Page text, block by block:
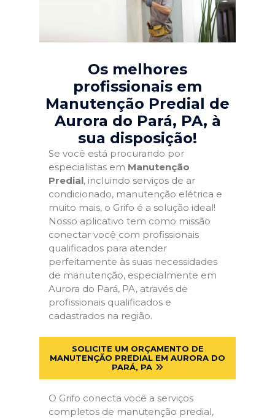
Os melhores
profissionais em
Manutenção Predial de
Aurora do Pará, PA, à
sua disposição!
Se você está procurando por
especialistas em Manutenção
Predial, incluindo serviços de ar
condicionado, manutenção elétrica e
muito mais, o Grifo é a solução ideal!
Nosso aplicativo tem como missão
conectar você com profissionais
qualificados para atender
perfeitamente às suas necessidades
de manutenção, especialmente em
Aurora do Pará, PA, através de
profissionais qualificados e
cadastrados na região.
SOLICITE UM ORÇAMENTO DE
MANUTENÇÃO PREDIAL EM AURORA DO
PARÁ, PA
O Grifo conecta você a serviços
completos de manutenção predial,